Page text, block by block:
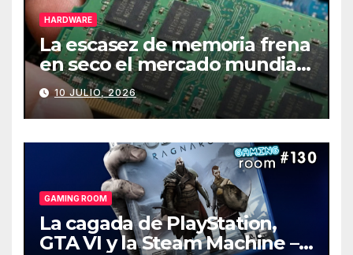
HARDWARE
La escasez de memoria frena
en seco el mercado mundial
de PCs
10 JULIO, 2026
GAMING ROOM
La cagada de PlayStation,
GTA VI y la Steam Machine –